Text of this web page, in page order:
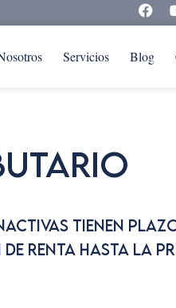
Servicios Blog
TIENEN
RENTA HASTA LA